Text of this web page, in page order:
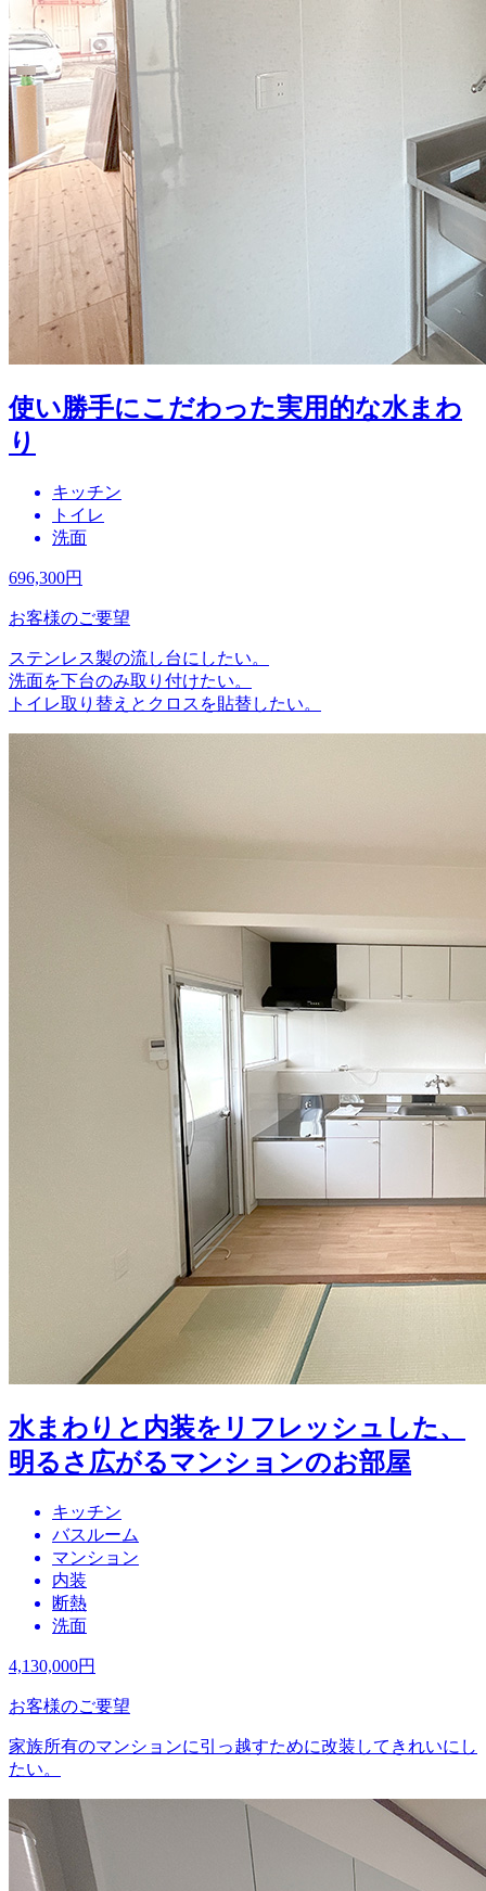
使い勝手にこだわった実用的な水まわ
り
キッチン
トイレ
洗面
696,300円
お客様のご要望
ステンレス製の流し台にしたい。
洗面を下台のみ取り付けたい。
トイレ取り替えとクロスを貼替したい。
水まわりと内装をリフレッシュした、
明るさ広がるマンションのお部屋
キッチン
バスルーム
マンション
内装
断熱
洗面
4,130,000円
お客様のご要望
家族所有のマンションに引っ越すために改装してきれいにし
たい。